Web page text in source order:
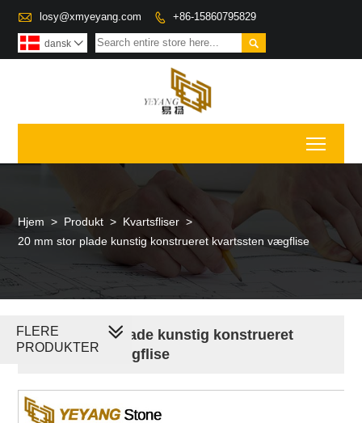
 losy@xmyeyang.com  +86-15860795829

dansk 
Hjem > Produkt > Kvartsfliser >
20 mm stor plade kunstig konstrueret kvartssten vægflise
20 mm stor plade kunstig konstrueret
kvartssten vægflise
FLERE
PRODUKTER